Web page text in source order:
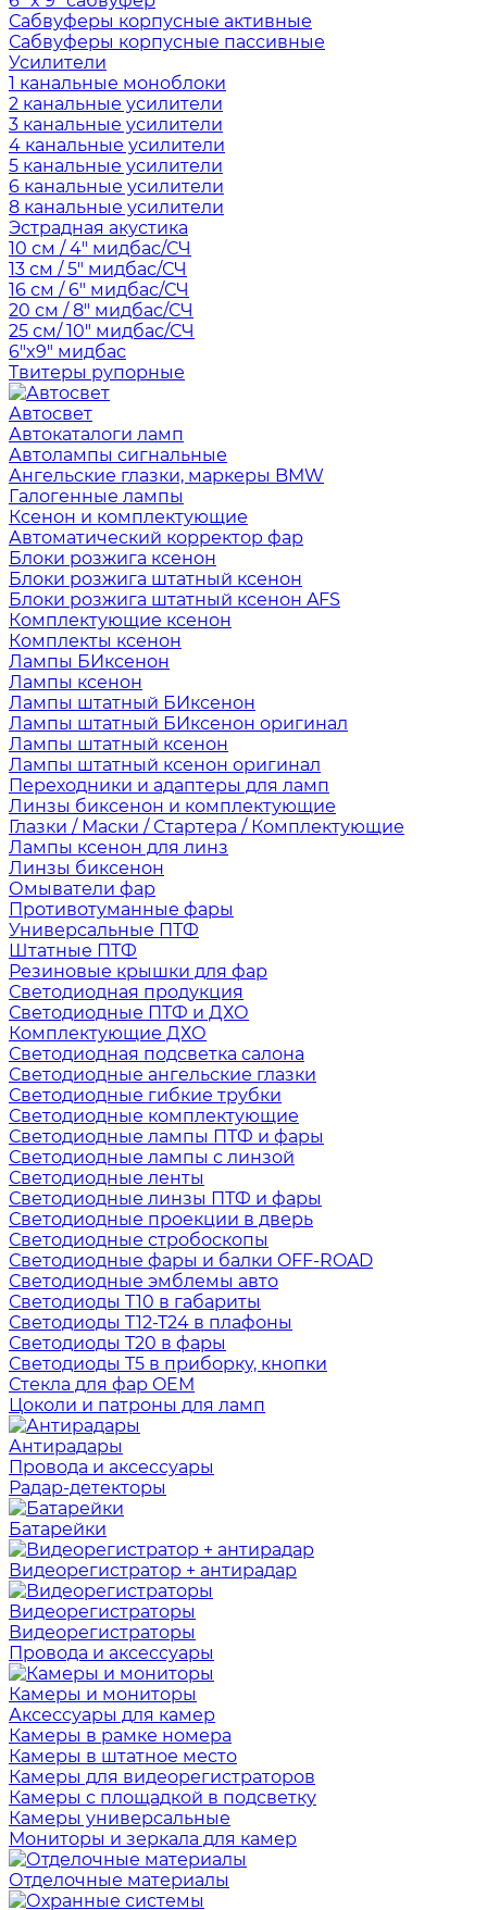
Сабвуферы корпусные активные
Сабвуферы корпусные пассивные
Усилители
1 канальные моноблоки
2 канальные усилители
3 канальные усилители
4 канальные усилители
5 канальные усилители
6 канальные усилители
8 канальные усилители
Эстрадная акустика
10 см / 4" мидбас/СЧ
13 см / 5" мидбас/СЧ
16 см / 6" мидбас/СЧ
20 см / 8" мидбас/СЧ
25 см/ 10" мидбас/СЧ
6"x9" мидбас
Твитеры рупорные
Автосвет
Автокаталоги ламп
Автолампы сигнальные
Ангельские глазки, маркеры BMW
Галогенные лампы
Ксенон и комплектующие
Автоматический корректор фар
Блоки розжига ксенон
Блоки розжига штатный ксенон
Блоки розжига штатный ксенон AFS
Комплектующие ксенон
Комплекты ксенон
Лампы БИксенон
Лампы ксенон
Лампы штатный БИксенон
Лампы штатный БИксенон оригинал
Лампы штатный ксенон
Лампы штатный ксенон оригинал
Переходники и адаптеры для ламп
Линзы биксенон и комплектующие
Глазки / Маски / Стартера / Комплектующие
Лампы ксенон для линз
Линзы биксенон
Омыватели фар
Противотуманные фары
Универсальные ПТФ
Штатные ПТФ
Резиновые крышки для фар
Светодиодная продукция
Светодиодные ПТФ и ДХО
Комплектующие ДХО
Светодиодная подсветка салона
Светодиодные ангельские глазки
Светодиодные гибкие трубки
Светодиодные комплектующие
Светодиодные лампы ПТФ и фары
Светодиодные лампы с линзой
Светодиодные ленты
Светодиодные линзы ПТФ и фары
Светодиодные проекции в дверь
Светодиодные стробоскопы
Светодиодные фары и балки OFF-ROAD
Светодиодные эмблемы авто
Светодиоды T10 в габариты
Светодиоды T12-T24 в плафоны
Светодиоды T20 в фары
Светодиоды T5 в приборку, кнопки
Стекла для фар OEM
Цоколи и патроны для ламп
Антирадары
Провода и аксессуары
Радар-детекторы
Батарейки
Видеорегистратор + антирадар
Видеорегистраторы
Видеорегистраторы
Провода и аксессуары
Камеры и мониторы
Аксессуары для камер
Камеры в рамке номера
Камеры в штатное место
Камеры для видеорегистраторов
Камеры с площадкой в подсветку
Камеры универсальные
Мониторы и зеркала для камер
Отделочные материалы